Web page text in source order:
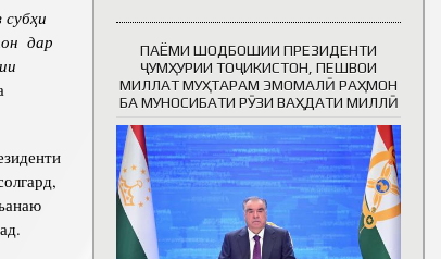
Таърихи роҳбарон
субҳи
дар
ии
ПАЁМИ ШОДБОШИИ ПРЕЗИДЕНТИ
ҶУМҲУРИИ ТОҶИКИСТОН, ПЕШВОИ
МИЛЛАТ МУҲТАРАМ ЭМОМАЛӢ РАҲМОН
БА МУНОСИБАТИ РӮЗИ ВАҲДАТИ МИЛЛӢ